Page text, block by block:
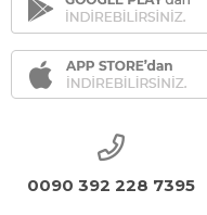
0090 392 228 7395